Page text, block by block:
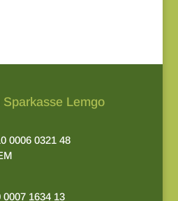
Lemgo
0006 0321 48
1634 13